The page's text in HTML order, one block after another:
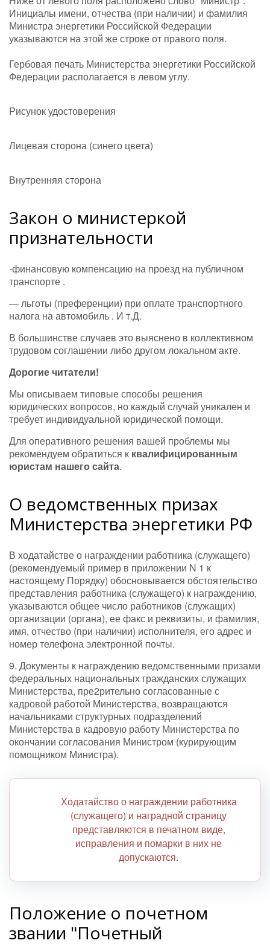
Инициалы имени, отчества (при наличии) и фамилия
Министра энергетики Российской Федерации
указываются на этой же строке от правого поля.
Гербовая печать Министерства энергетики Российской
Федерации располагается в левом углу.
Рисунок удостоверения
Лицевая сторона (синего цвета)
Внутренняя сторона
Закон о министеркой
признательности
-финансовую компенсацию на проезд на публичном
транспорте .
— льготы (преференции) при оплате транспортного
налога на автомобиль . И т.Д.
В большинстве случаев это выяснено в коллективном
трудовом соглашении либо другом локальном акте.
Дорогие читатели!
Мы описываем типовые способы решения
юридических вопросов, но каждый случай уникален и
требует индивидуальной юридической помощи.
Для оперативного решения вашей проблемы мы
рекомендуем обратиться к квалифицированным
юристам нашего сайта.
О ведомственных призах
Министерства энергетики РФ
В ходатайстве о награждении работника (служащего)
(рекомендуемый пример в приложении N 1 к
настоящему Порядку) обосновывается обстоятельство
представления работника (служащего) к награждению,
указываются общее число работников (служащих)
организации (органа), ее факс и реквизиты, и фамилия,
имя, отчество (при наличии) исполнителя, его адрес и
номер телефона электронной почты.
9. Документы к награждению ведомственными призами
федеральных национальных гражданских служащих
Министерства, пре2рительно согласованные с
кадровой работой Министерства, возвращаются
начальниками структурных подразделений
Министерства в кадровую работу Министерства по
окончании согласования Министром (курирующим
помощником Министра).
Ходатайство о награждении работника
(служащего) и наградной страницу
представляются в печатном виде,
исправления и помарки в них не
допускаются.
Положение о почетном
звании "Почетный